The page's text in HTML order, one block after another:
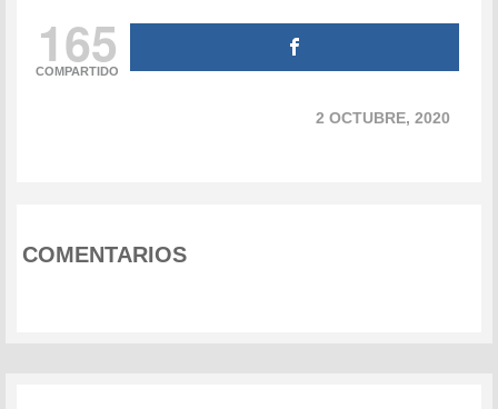
165
COMPARTIDO
2 OCTUBRE, 2020
COMENTARIOS